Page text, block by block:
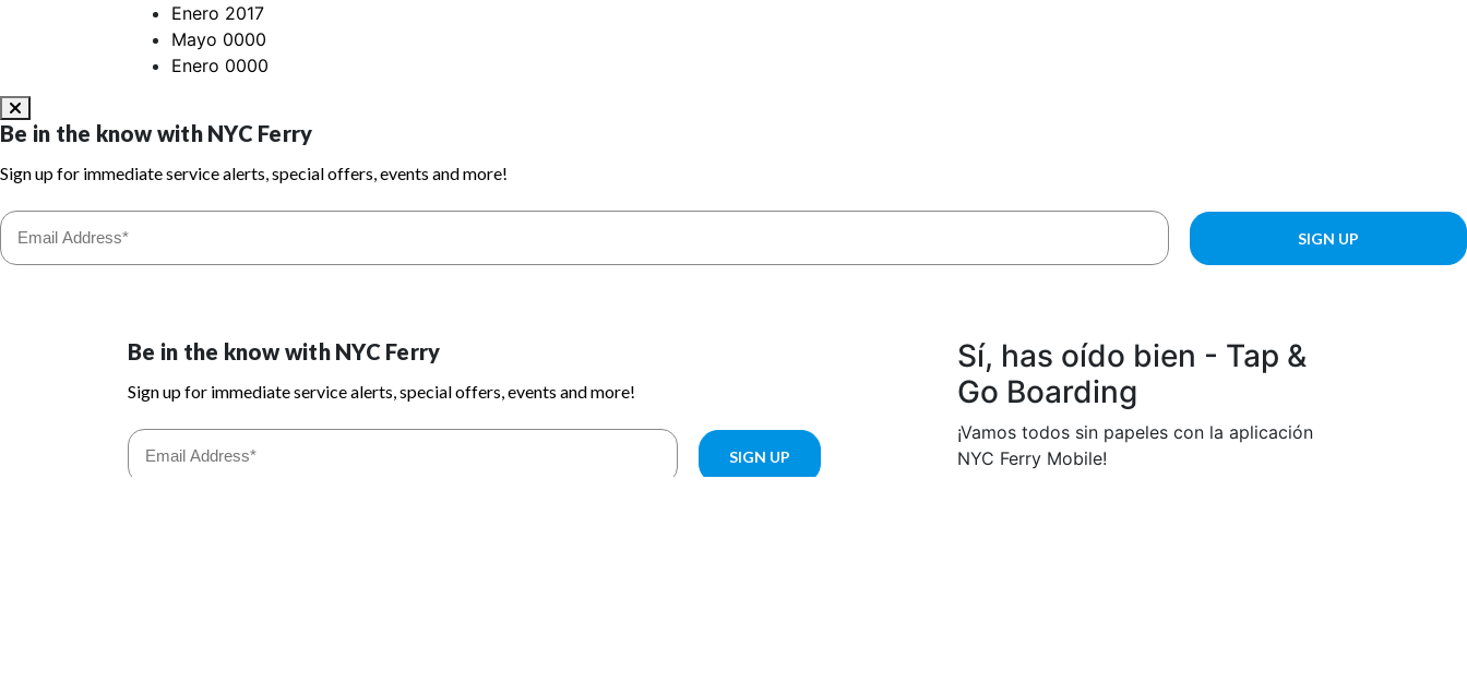
Enero 2017
Mayo 0000
Enero 0000
Sí, has oído bien - Tap &
Go Boarding
¡Vamos todos sin papeles con la aplicación
NYC Ferry Mobile!